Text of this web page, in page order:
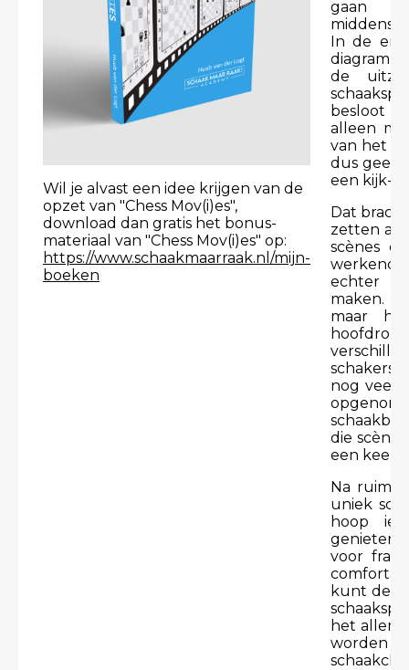
Wil je alvast een idee krijgen van de
opzet van "Chess Mov(i)es",
download dan gratis het bonus-
materiaal van "Chess Mov(i)es" op:
https://www.schaakmaarraak.nl/mijn-
boeken
gaan
In de
de
besloot ik
alleen
van het
dus geen
een kijk-
Dat
zetten
scènes
echter
maken.
maar
schakers/
nog veel
die
een keer
Na ruim
uniek
hoop
genieten.
voor
kunt de
het
worden